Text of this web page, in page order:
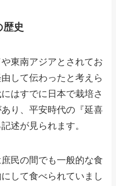
歴史
東南アジアとされてお
して伝わったと考えら
はすでに日本で栽培さ
り、平安時代の『延喜
述が見られます。
民の間でも一般的な食
して食べられていまし